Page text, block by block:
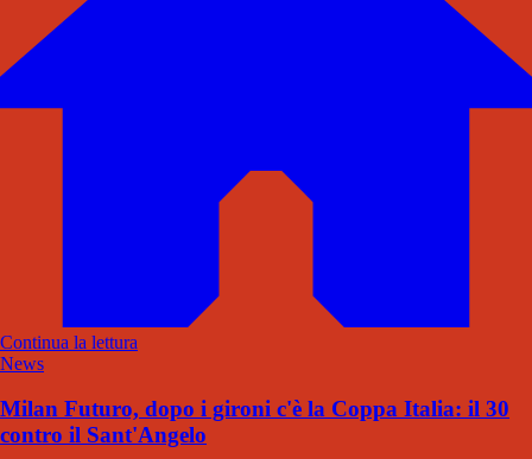
Continua la lettura
News
Milan Futuro, dopo i gironi c'è la Coppa Italia: il 30
contro il Sant'Angelo